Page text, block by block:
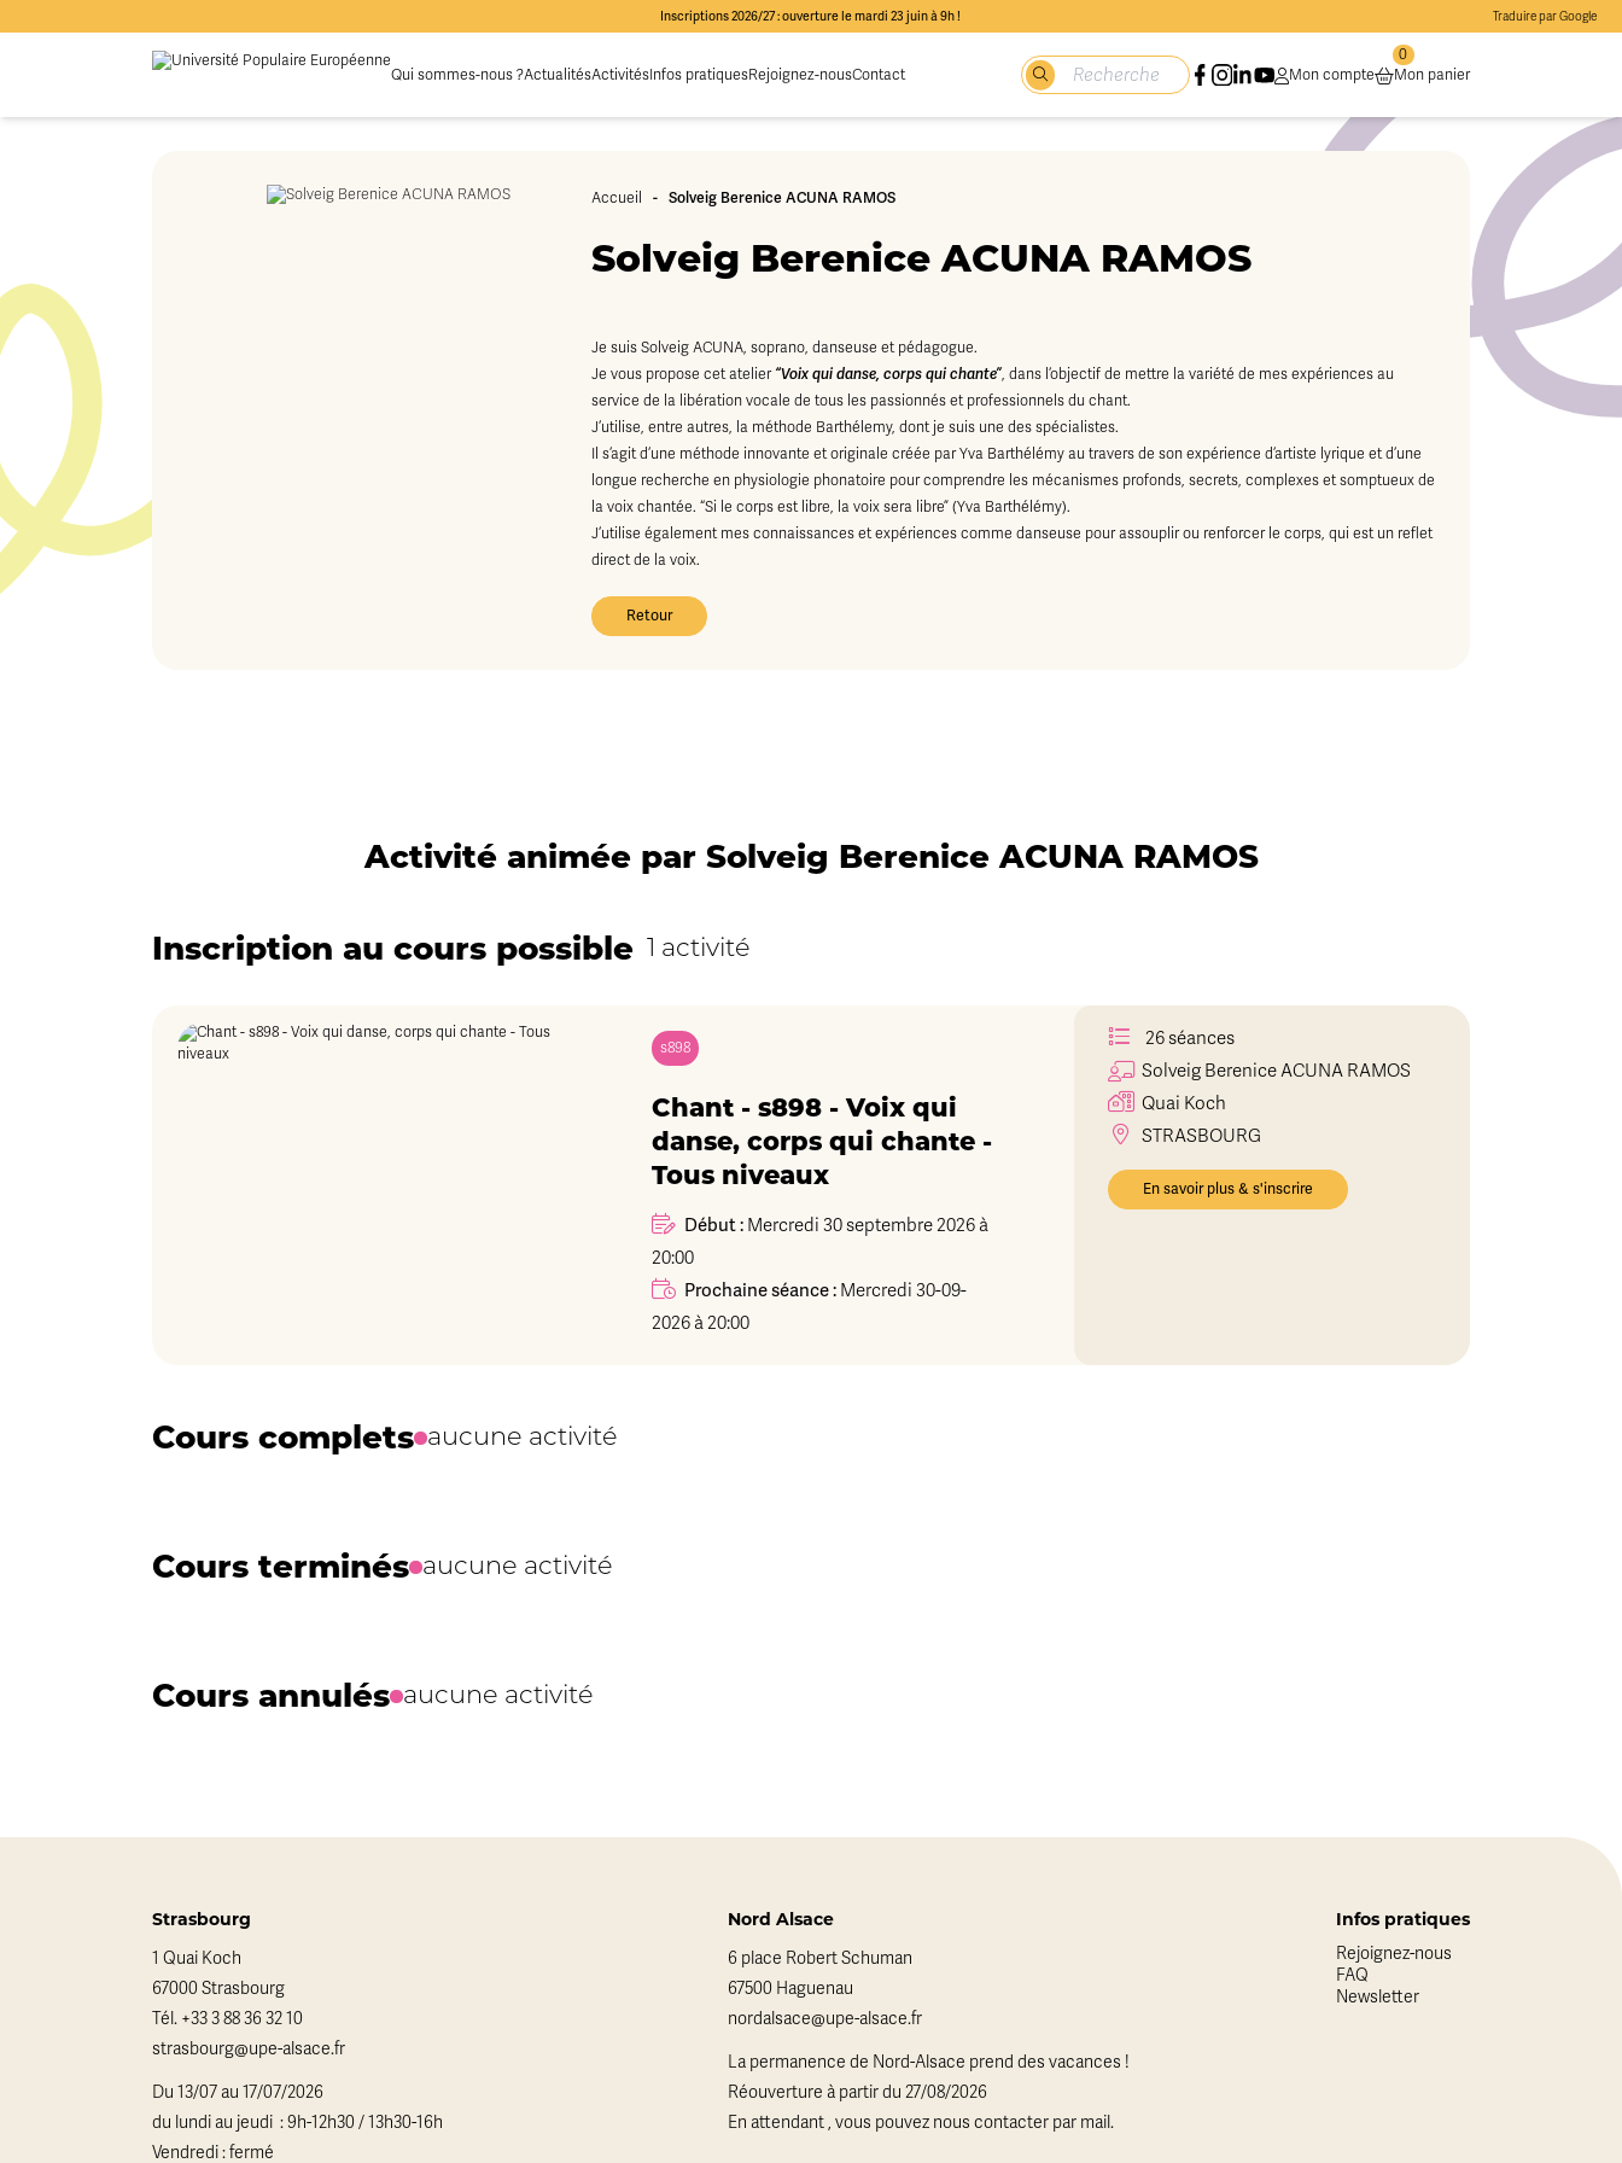
Inscriptions 2026/27 : ouverture le mardi 23 juin à 9h ! Traduire par Google
Qui sommes-nous ?ActualitésActivitésInfos pratiquesRejoignez-nousContact Mon compte Mon panier
0
Accueil - Solveig Berenice ACUNA RAMOS
Solveig Berenice ACUNA RAMOS
Je suis Solveig ACUNA, soprano, danseuse et pédagogue.
Je vous propose cet atelier “Voix qui danse, corps qui chante”, dans l’objectif de mettre la variété de mes expériences au
service de la libération vocale de tous les passionnés et professionnels du chant.
J’utilise, entre autres, la méthode Barthélemy, dont je suis une des spécialistes.
Il s’agit d’une méthode innovante et originale créée par Yva Barthélémy au travers de son expérience d’artiste lyrique et d’une
longue recherche en physiologie phonatoire pour comprendre les mécanismes profonds, secrets, complexes et somptueux de
la voix chantée. “Si le corps est libre, la voix sera libre” (Yva Barthélémy).
J’utilise également mes connaissances et expériences comme danseuse pour assouplir ou renforcer le corps, qui est un reflet
direct de la voix.
Retour
Activité animée par Solveig Berenice ACUNA RAMOS
Inscription au cours possible 1 activité
s898
Chant - s898 - Voix qui
danse, corps qui chante -
Tous niveaux
Début : Mercredi 30 septembre 2026 à
20:00
Prochaine séance : Mercredi 30-09-
2026 à 20:00
26 séances
Solveig BereniceACUNA RAMOS
Quai Koch
STRASBOURG
En savoir plus & s'inscrire
Cours complets aucune activité
Cours terminés aucune activité
Cours annulés aucune activité
Strasbourg
1 Quai Koch
67000 Strasbourg
Tél. +33 3 88 36 32 10
strasbourg@upe-alsace.fr
Du 13/07 au 17/07/2026
du lundi au jeudi : 9h-12h30 / 13h30-16h
Vendredi : fermé
Nord Alsace
6 place Robert Schuman
67500 Haguenau
nordalsace@upe-alsace.fr
La permanence de Nord-Alsace prend des vacances !
Réouverture à partir du 27/08/2026
En attendant , vous pouvez nous contacter par mail.
Infos pratiques
Rejoignez-nous
FAQ
Newsletter